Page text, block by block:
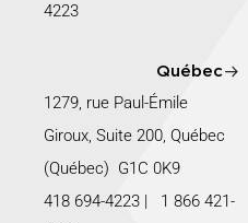
4223
Québec
1279, rue Paul-Émile
Giroux, Suite 200, Québec
(Québec) G1C 0K9
418 694-4223 | 1 866 421-